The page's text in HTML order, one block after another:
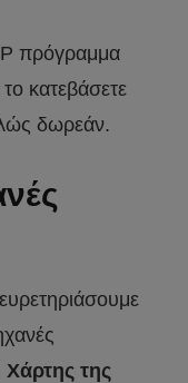
πρόγραμμα
κατεβάσετε
δωρεάν.
Χάρτης της